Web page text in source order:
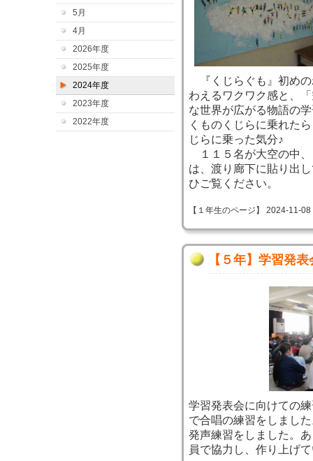
5月
4月
2026年度
2025年度
2024年度
2023年度
2022年度
『くじらぐも』初めの
わえるワクワク感と、
な世界が広がる物語の
くものくじらに乗れた
じらに乗った気分♪
１１５名が大空の中、
は、渡り廊下に貼り出
ひご覧ください。
【１年生のページ】 2024-11-
【５年】学習発
学習発表会に向けての
で合唱の練習をしまし
発声練習をしました。
員で協力し、作り上げ